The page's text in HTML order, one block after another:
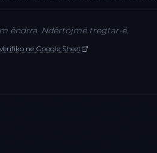
ëndrra. Ndërtojmë tregtar-ë.
në Google Sheet